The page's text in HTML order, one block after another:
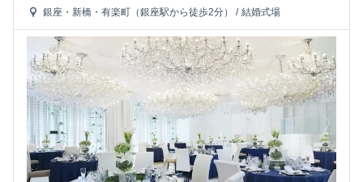
銀座・新橋・有楽町（銀座駅から徒歩2分） / 結婚式場